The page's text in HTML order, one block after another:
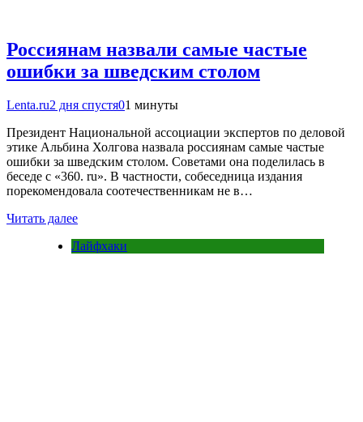
Россиянам назвали самые частые
ошибки за шведским столом
Lenta.ru2 дня спустя01 минуты
Президент Национальной ассоциации экспертов по деловой
этике Альбина Холгова назвала россиянам самые частые
ошибки за шведским столом. Советами она поделилась в
беседе с «360. ru». В частности, собеседница издания
порекомендовала соотечественникам не в…
Читать далее
Лайфхаки